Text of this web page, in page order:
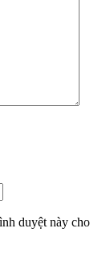
duyệt này cho